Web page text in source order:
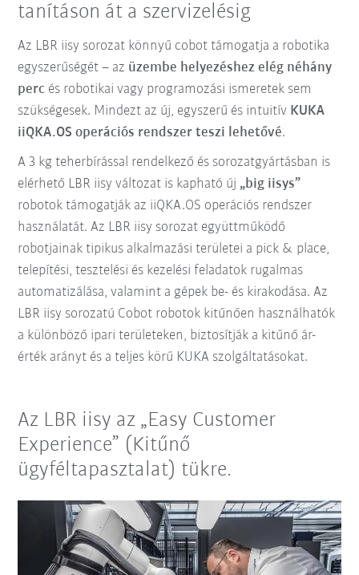
tanításon át a szervizelésig
Az LBR iisy sorozat könnyű cobot támogatja a robotika
egyszerűségét – az üzembe helyezéshez elég néhány
perc és robotikai vagy programozási ismeretek sem
szükségesek. Mindezt az új, egyszerű és intuitív KUKA
iiQKA.OS operációs rendszer teszi lehetővé.
A 3 kg teherbírással rendelkező és sorozatgyártásban is
elérhető LBR iisy változat is kapható új „big iisys”
robotok támogatják az iiQKA.OS operációs rendszer
használatát. Az LBR iisy sorozat együttműködő
robotjainak tipikus alkalmazási területei a pick & place,
telepítési, tesztelési és kezelési feladatok rugalmas
automatizálása, valamint a gépek be- és kirakodása. Az
LBR iisy sorozatú Cobot robotok kitűnően használhatók
a különböző ipari területeken, biztosítják a kitűnő ár-
érték arányt és a teljes körű KUKA szolgáltatásokat.
Az LBR iisy az „Easy Customer
Experience” (Kitűnő
ügyféltapasztalat) tükre.